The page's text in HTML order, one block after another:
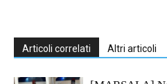
Articoli correlati Altri articoli